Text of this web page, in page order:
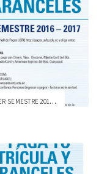
PAGA TU MATRÍCULA Y ARANCELES PRIMER SEMESTRE 2016-2017